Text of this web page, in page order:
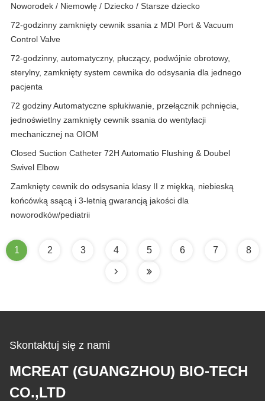
Noworodek / Niemowlę / Dziecko / Starsze dziecko
72-godzinny zamknięty cewnik ssania z MDI Port & Vacuum
Control Valve
72-godzinny, automatyczny, płuczący, podwójnie obrotowy,
sterylny, zamknięty system cewnika do odsysania dla jednego
pacjenta
72 godziny Automatyczne spłukiwanie, przełącznik pchnięcia,
jednoświetlny zamknięty cewnik ssania do wentylacji
mechanicznej na OIOM
Closed Suction Catheter 72H Automatio Flushing & Doubel
Swivel Elbow
Zamknięty cewnik do odsysania klasy II z miękką, niebieską
końcówką ssącą i 3-letnią gwarancją jakości dla
noworodków/pediatrii
1 2 3 4 5 6 7 8
Skontaktuj się z nami
MCREAT (GUANGZHOU) BIO-TECH
CO.,LTD